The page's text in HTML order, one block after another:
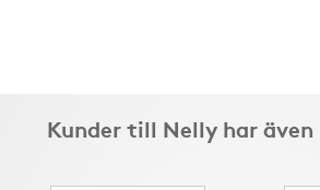
Kunder till Nelly har